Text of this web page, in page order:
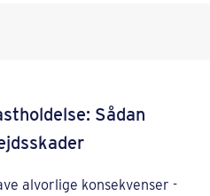
Sådan
alvorlige konsekvenser -